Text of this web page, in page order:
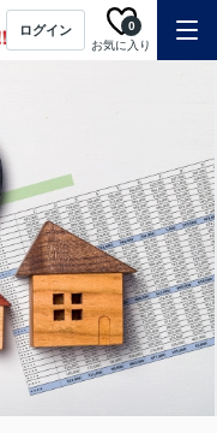
ログイン
お気に入り
0